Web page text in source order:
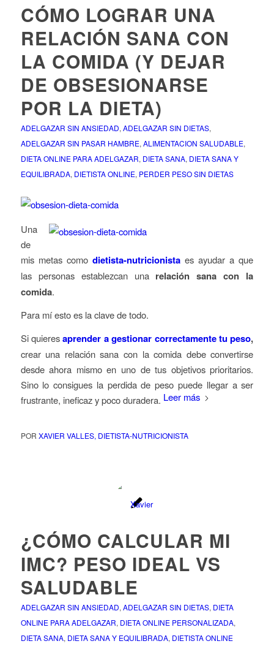
CÓMO LOGRAR UNA
RELACIÓN SANA CON
LA COMIDA (Y DEJAR
DE OBSESIONARSE
POR LA DIETA)
ADELGAZAR SIN ANSIEDAD, ADELGAZAR SIN DIETAS,
ADELGAZAR SIN PASAR HAMBRE, ALIMENTACION SALUDABLE,
DIETA ONLINE PARA ADELGAZAR, DIETA SANA, DIETA SANA Y
EQUILIBRADA, DIETISTA ONLINE, PERDER PESO SIN DIETAS
Una
de
mis metas como dietista-nutricionistaes ayudar a que
las personas establezcan una relación sana con la
comida.
Para mí esto es la clave de todo.
Si quieresaprender a gestionar correctamente tu peso,
crear una relación sana con la comida debe convertirse
desde ahora mismo en uno de tus objetivos prioritarios.
Sino lo consigues la perdida de peso puede llegar a ser
frustrante, ineficaz y poco duradera. Leer más
POR XAVIER VALLES, DIETISTA-NUTRICIONISTA
¿CÓMO CALCULAR MI
IMC? PESO IDEAL VS
SALUDABLE
ADELGAZAR SIN ANSIEDAD, ADELGAZAR SIN DIETAS, DIETA
ONLINE PARA ADELGAZAR, DIETA ONLINE PERSONALIZADA,
DIETA SANA, DIETA SANA Y EQUILIBRADA, DIETISTA ONLINE